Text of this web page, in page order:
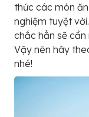
thức các món
nghiệm tuyệt
chắc hẳn sẽ
Vậy nên hãy
nhé!